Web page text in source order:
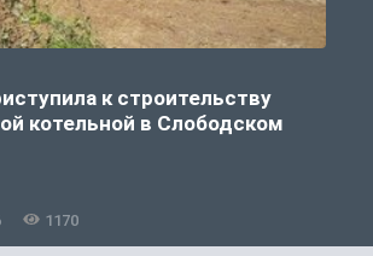
к строительству
котельной в Слободском
1170